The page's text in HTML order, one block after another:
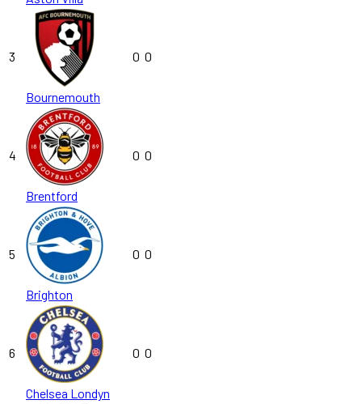
3
Bournemouth
0 0
4
Brentford
0 0
5
Brighton
0 0
6
Chelsea Londyn
0 0